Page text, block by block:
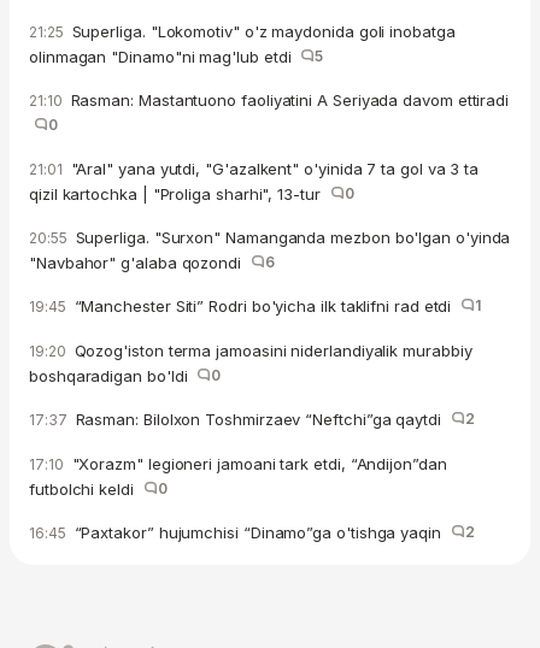
21:25 Superliga. "Lokomotiv" o'z maydonida goli inobatga
olinmagan "Dinamo"ni mag'lub etdi
5
21:10 Rasman: Mastantuono faoliyatini A Seriyada davom ettiradi
0
21:01 "Aral" yana yutdi, "G'azalkent" o'yinida 7 ta gol va 3 ta
qizil kartochka | "Proliga sharhi", 13-tur
0
20:55 Superliga. "Surxon" Namanganda mezbon bo'lgan o'yinda
"Navbahor" g'alaba qozondi
6
19:45 “Manchester Siti” Rodri bo'yicha ilk taklifni rad etdi 1
19:20 Qozog'iston terma jamoasini niderlandiyalik murabbiy
boshqaradigan bo'ldi
0
17:37 Rasman: Bilolxon Toshmirzaev “Neftchi”ga qaytdi 2
17:10 "Xorazm" legioneri jamoani tark etdi, “Andijon”dan
futbolchi keldi
0
16:45 “Paxtakor” hujumchisi “Dinamo”ga o'tishga yaqin 2